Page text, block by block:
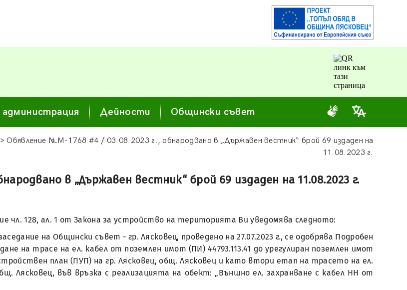
Дейности Общински съвет
> Обявление №М-1768 #4 / 03.08.2023 г., обнародвано в „Държавен вестник“ брой 69 издаден на
11.08.2023 г.
в „Държавен вестник“ брой 69 издаден на 11.08.2023 г.
чл. 128, ал. 1 от Закона за устройство на територията Ви уведомява следното:
на Общински съвет - гр. Лясковец, проведено на 27.07.2023 г., се одобрява Подробен
на трасе на ел. кабел от поземлен имот (ПИ) 44793.113.41 до урегулиран поземлен имот
план (ПУП) на гр. Лясковец, общ. Лясковец и като втори етап на трасето на ел.
Лясковец, във връзка с реализацията на обект: „Външно ел. захранване с кабел НН от